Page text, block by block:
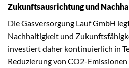
Zukunftsausrichtung und
Die Gasversorgung Lauf GmbH
Nachhaltigkeit und
investiert daher kontinuierlich in
Reduzierung von CO2-